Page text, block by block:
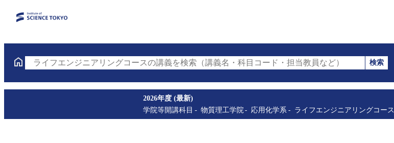
ライフエンジニアリングコースの講義を検索（講義名・科目コード・担当教員など）
検索
2026年度 (最新)
学院等開講科目
物質理工学院 応用化学系 ライフエンジニアリングコース